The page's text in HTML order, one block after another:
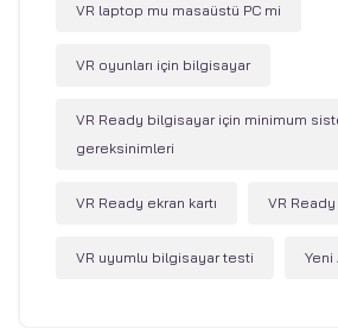
VR laptop mu masaüstü PC mi
VR oyunları için bilgisayar
VR Ready bilgisayar için minimum
gereksinimleri
VR Ready ekran kartı VR Ready
VR uyumlu bilgisayar testi Yeni